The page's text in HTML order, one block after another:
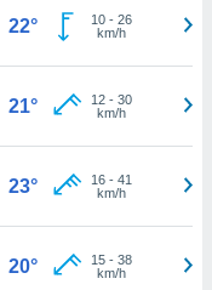
22° 10- 26
km/h
21° 12- 30
km/h
23° 16- 41
km/h
20° 15- 38
km/h